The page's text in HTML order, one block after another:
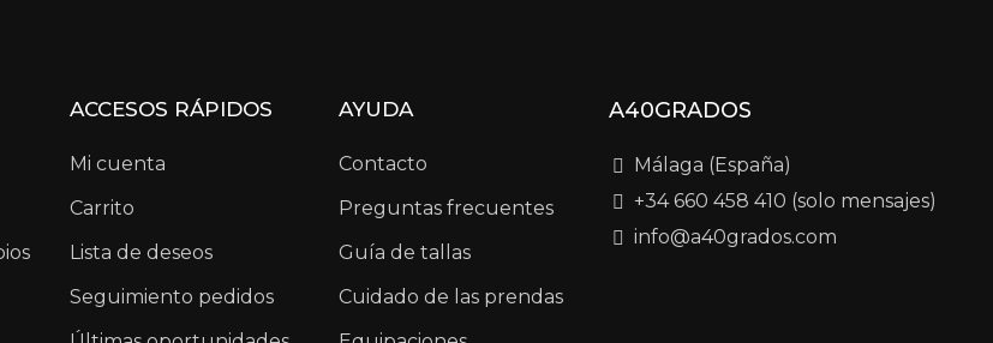
ACCESOS RÁPIDOS
Mi cuenta
Carrito
Lista de deseos
Seguimiento pedidos
AYUDA
Contacto
Preguntas frecuentes
Guía de tallas
Cuidado de las prendas
A40GRADOS
Málaga (España)
+34 660 458 410 (solo mensajes)
info@a40grados.com